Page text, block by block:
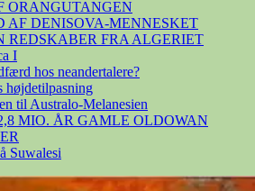
ORANGUTANGEN
AF DENISOVA-MENNESKET
REDSKABER FRA ALGERIET
I
hos neandertalere?
højdetilpasning
til Australo-Melanesien
MIO. ÅR GAMLE OLDOWAN
Suwalesi